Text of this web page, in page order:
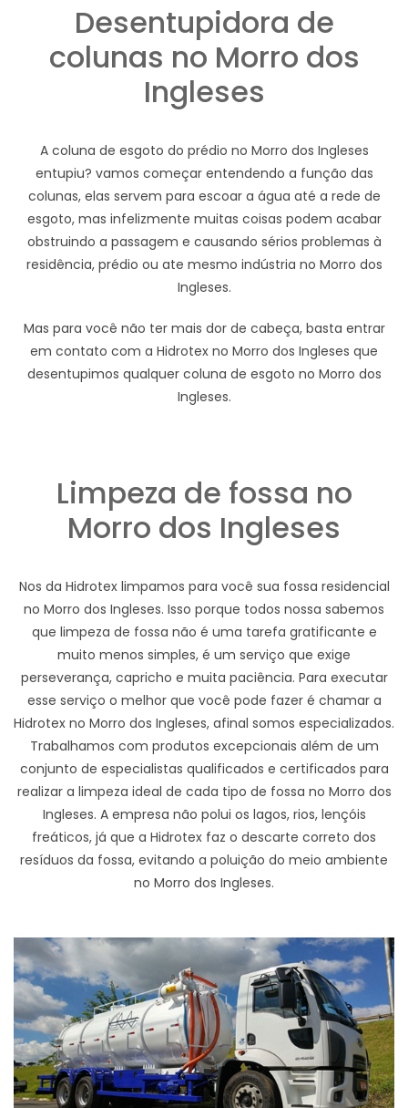
Desentupidora de
colunas no Morro dos
Ingleses
A coluna de esgoto do prédio no Morro dos Ingleses
entupiu? vamos começar entendendo a função das
colunas, elas servem para escoar a água até a rede de
esgoto, mas infelizmente muitas coisas podem acabar
obstruindo a passagem e causando sérios problemas à
residência, prédio ou ate mesmo indústria no Morro dos
Ingleses.
Mas para você não ter mais dor de cabeça, basta entrar
em contato com a Hidrotex no Morro dos Ingleses que
desentupimos qualquer coluna de esgoto no Morro dos
Ingleses.
Limpeza de fossa no
Morro dos Ingleses
Nos da Hidrotex limpamos para você sua fossa residencial
no Morro dos Ingleses. Isso porque todos nossa sabemos
que limpeza de fossa não é uma tarefa gratificante e
muito menos simples, é um serviço que exige
perseverança, capricho e muita paciência. Para executar
esse serviço o melhor que você pode fazer é chamar a
Hidrotex no Morro dos Ingleses, afinal somos especializados.
Trabalhamos com produtos excepcionais além de um
conjunto de especialistas qualificados e certificados para
realizar a limpeza ideal de cada tipo de fossa no Morro dos
Ingleses. A empresa não polui os lagos, rios, lençóis
freáticos, já que a Hidrotex faz o descarte correto dos
resíduos da fossa, evitando a poluição do meio ambiente
no Morro dos Ingleses.